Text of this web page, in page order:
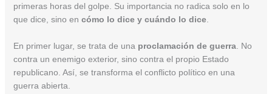
primeras horas del golpe. Su importancia no radica solo en lo
que dice, sino en cómo lo dice y cuándo lo dice.
En primer lugar, se trata de una proclamación de guerra. No
contra un enemigo exterior, sino contra el propio Estado
republicano. Así, se transforma el conflicto político en una
guerra abierta.